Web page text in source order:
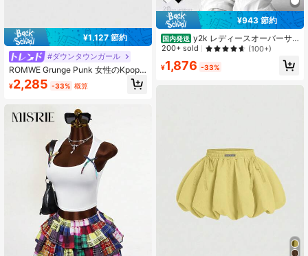
¥1,127 節約
#ダウンタウンガール
ROMWE Grunge Punk 女性のKpop
アシンメトリーヘムチェック柄パッ
チワークスカート
¥2,285 -33% 概算
¥943 節約
国内発送 y2k レディースオーバーサ
イズホワイトレースジャンプスーツ
ツ、ドローストリングウエスト、日
ンツ、レディースロングパンツ、レ
ディースハイウエストパンツ、レデ
ィースパラシュートパンツ、レディ
ースパンツ、衣類、レディースワイ
ドレッグパンツ、レディースルーズ
パンツ、レディースサマーパンツ、
レディース服、ストリートウェア、
レディースオーバーオール、レディ
200+ sold (100+)
¥1,876 -33%